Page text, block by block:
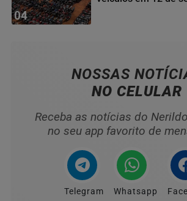
04
NOSSAS
NO CELULAR
Receba as notícias do
no seu app favorito de
Telegram Whatsapp